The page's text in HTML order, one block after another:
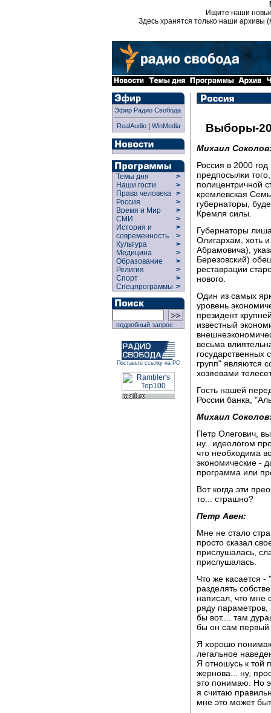
Ищите наши
Здесь хранятся только наши архивы
Эфир Радио Свобода
RealAudio| WinMedia
Темы дня
>
Наши гости
>
Права человека >
Россия
>
Время и Мир
>
СМИ
>
История и
современность
>
>
Культура
>
Медицина
>
Образование
>
Религия
>
Спорт
>
Спецпрограммы >
подробный запрос
Поставьте ссылку на РС
Выборы-
Михаил
Россия в 2000
предпосылки
полицентричной
кремлевская
губернаторы,
Кремля силы.
Губернаторы
Олигархам, хоть
Абрамовича),
Березовский)
реставрации
нового.
Один из самых
уровень
президент
известный
весьма
государственных
групп" являются
хозяевами
Гость нашей
России банка,
Михаил
Петр Олегович,
ну...идеологом
что необходима
экономические -
программа или
Вот когда эти
то... страшно?
Петр Авен:
Мне не стало
просто сказал
прислушалась,
прислушалась.
Что же касается
разделять
написал, что мне
ряду параметров,
бы вот.... там
бы он сам первый
Я хорошо
легальное
Я отношусь к той
жернова... ну,
это понимаю. Но
я считаю
мне это может